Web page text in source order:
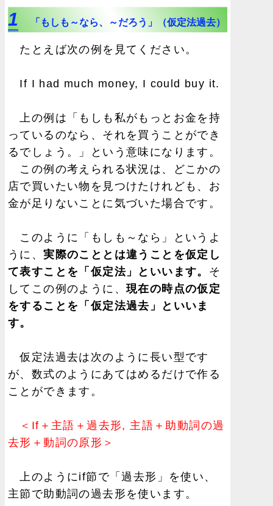
1 「もしも～なら、～だろう」（仮定法過去）
たとえば次の例を見てください。
If I had much money, I could buy it.
上の例は「もしも私がもっとお金を持
っているのなら、それを買うことができ
るでしょう。」という意味になります。
この例の考えられる状況は、どこかの
店で買いたい物を見つけたけれども、お
金が足りないことに気づいた場合です。
このように「もしも～なら」というよ
うに、実際のこととは違うことを仮定し
て表すことを「仮定法」といいます。 そ
してこの例のように、 現在の時点の仮定
をすることを「仮定法過去」といいま
す。
仮定法過去は次のように長い型です
が、数式のようにあてはめるだけで作る
ことができます。
＜If＋主語＋過去形, 主語＋助動詞の過
去形＋動詞の原形＞
上のようにif節で「過去形」を使い、
主節で助動詞の過去形を使います。